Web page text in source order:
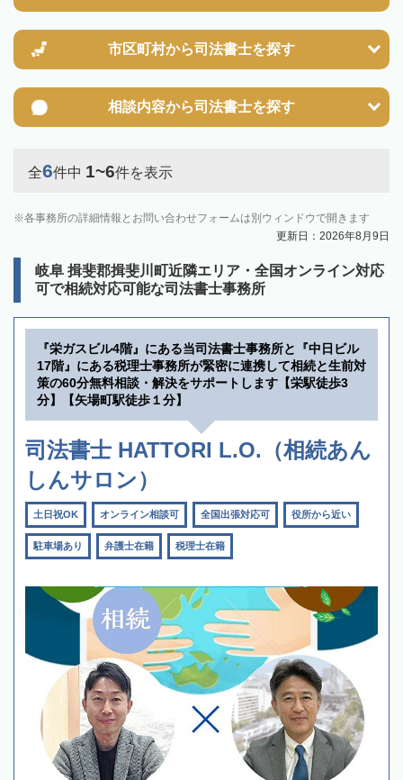
市区町村から司法書士を探す
相談内容から司法書士を探す
全6件中 1~6件を表示
各事務所の詳細情報とお問い合わせフォームは別ウィンドウで開きます
更新日：2026年8月9日
岐阜 揖斐郡揖斐川町近隣エリア・全国オンライン対応
可で相続対応可能な司法書士事務所
『栄ガスビル4階』にある当司法書士事務所と『中日ビル
17階』にある税理士事務所が緊密に連携して相続と生前対
策の60分無料相談・解決をサポートします【栄駅徒歩3
分】【矢場町駅徒歩１分】
司法書士 HATTORI L.O.（相続あん
しんサロン）
土日祝OK オンライン相談可 全国出張対応可 役所から近い
駐車場あり 弁護士在籍 税理士在籍